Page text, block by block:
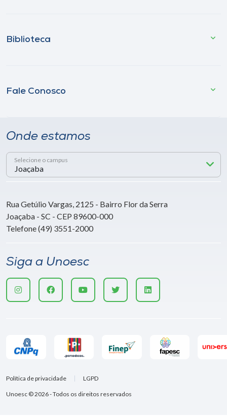
Biblioteca
Fale Conosco
Onde estamos
Selecione o campus
Rua Getúlio Vargas, 2125 - Bairro Flor da Serra
Joaçaba - SC - CEP 89600-000
Telefone (49) 3551-2000
Siga a Unoesc
Unoesc © 2026 - Todos os direitos reservados
Política de privacidade LGPD